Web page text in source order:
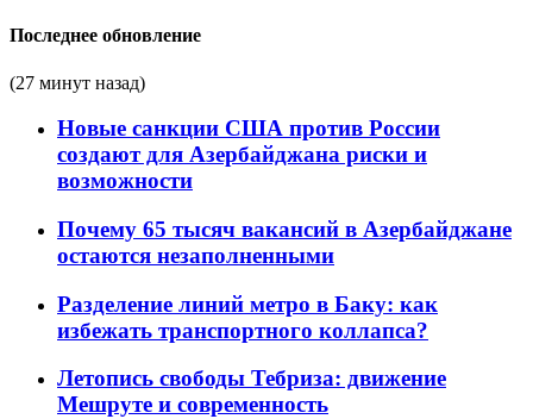
Последнее обновление
(27 минут назад)
Новые санкции США против России
создают для Азербайджана риски и
возможности
Почему 65 тысяч вакансий в Азербайджане
остаются незаполненными
Разделение линий метро в Баку: как
избежать транспортного коллапса?
Летопись свободы Тебриза: движение
Мешруте и современность